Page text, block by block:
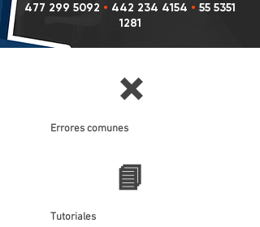
477 299 5092 • 442 234 4154 • 55 5351
1281
❌
Errores comunes
📘
Tutoriales